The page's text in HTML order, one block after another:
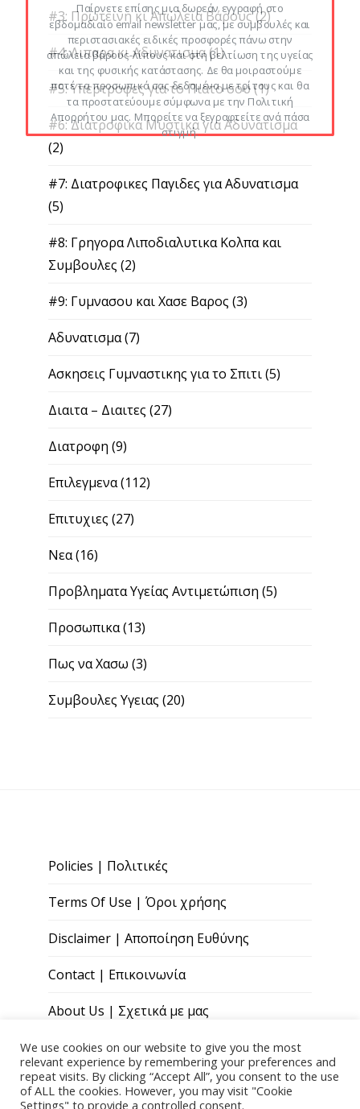
#3: Πρωτεινη κι Απώλεια Βάρους(2)
#4: Λιπαρα κι Αδυνατισμα(1)
#5: Υπερτροφες για το Πιατο σου(1)
#6: Διατροφικα Μυστικα για Αδυνατισμα
(2)
#7: Διατροφικες Παγιδες για Αδυνατισμα
(5)
#8: Γρηγορα Λιποδιαλυτικα Κολπα και
Συμβουλες (2)
#9: Γυμνασου και Χασε Βαρος (3)
Αδυνατισμα(7)
Ασκησεις Γυμναστικης για το Σπιτι(5)
Διαιτα – Διαιτες (27)
Διατροφη (9)
Επιλεγμενα(112)
Επιτυχιες (27)
Νεα(16)
Προβληματα Υγείας Αντιμετώπιση (5)
Προσωπικα(13)
Πως να Χασω (3)
Συμβουλες Υγειας (20)
Policies | Πολιτικές
Terms Of Use | Όροι χρήσης
Disclaimer | Αποποίηση Ευθύνης
Contact | Επικοινωνία
About Us | Σχετικά με μας
We use cookies on our website to give you the most
relevant experience by remembering your preferences and
repeat visits. By clicking “Accept All”, you consent to the use
of ALL the cookies. However, you may visit "Cookie
Settings" to provide a controlled consent.
Παίρνετε επίσης μια δωρεάν εγγραφή στο
εβδομαδιαίο email newsletter μας, με συμβουλές και
περιστασιακές ειδικές προσφορές πάνω στην
απώλεια βάρους-λίπους και στη βελτίωση της υγείας
και της φυσικής κατάστασης. Δε θα μοιραστούμε
ποτέ τα προσωπικά σας δεδομένα με τρίτους και θα
τα προστατεύουμε σύμφωνα με την Πολιτική
Απορρήτου μας. Μπορείτε να ξεγραφτείτε ανά πάσα
στιγμή.